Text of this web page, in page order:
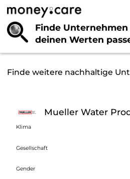
Finde Unternehmen
deinen Werten
Finde weitere nachhaltige
Mueller Water
Klima
Gesellschaft
Gender